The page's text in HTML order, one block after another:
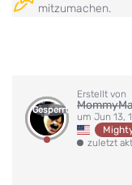
mitzumachen.
Gesperrt
Erstellt von
um Jun 13,
zuletzt